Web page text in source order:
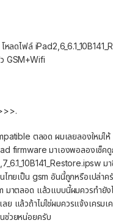
หลดไฟล์
GSM+Wifi
ตลอด ผมเลยลองใหม่ให้
firmware มาเองพอลองเช็คดู
ม
นไทยเป็น gsm อันนี้ถูกหรือเปล่าค
าตลอด แล้วแบบนี้ผมควรทำยัง
ย แล้วถ้าไม่ใช่ผมควรแจ้งเครมเ
ช่วยหน่อยครับ